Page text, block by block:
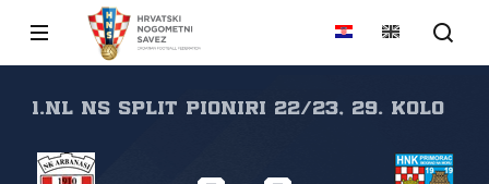
1.NL NS Split Pioniri 22/23, 29. kolo